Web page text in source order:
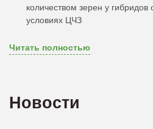
количеством зерен у
условиях ЦЧЗ
Читать полностью
Новости